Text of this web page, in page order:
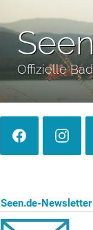
Offizielle
Seen.de-Newsletter